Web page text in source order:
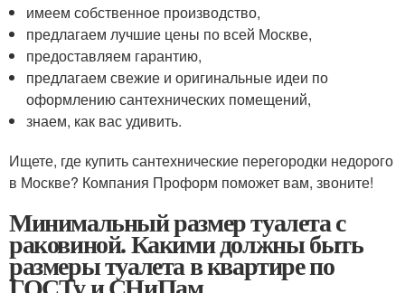
имеем собственное производство,
предлагаем лучшие цены по всей Москве,
предоставляем гарантию,
предлагаем свежие и оригинальные идеи по
оформлению сантехнических помещений,
знаем, как вас удивить.
Ищете, где купить сантехнические перегородки недорого
в Москве? Компания Проформ поможет вам, звоните!
Минимальный размер туалета с
раковиной. Какими должны быть
размеры туалета в квартире по